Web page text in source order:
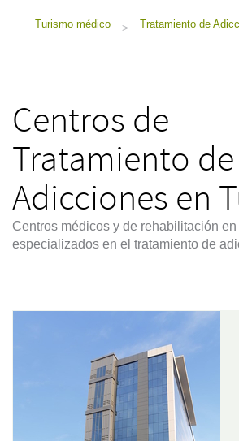
Turismo médico > Tratamiento de
Centros de
Tratamiento de
Adicciones en
Centros médicos y de rehabilitación en
especializados en el tratamiento de